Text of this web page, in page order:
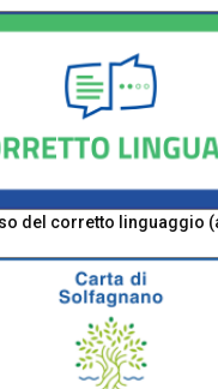
del corretto linguaggio